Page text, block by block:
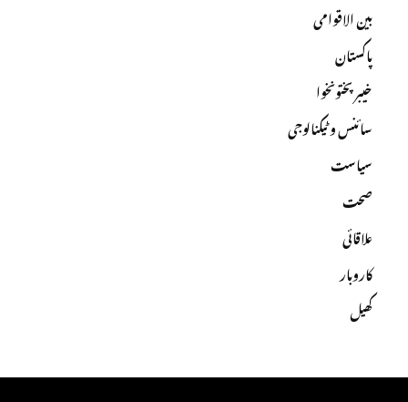
بین الاقوامی
پاکستان
خیبرپختونخوا
سائنس و ٹیکنالوجی
سیاست
صحت
علاقائی
کاروبار
کھیل